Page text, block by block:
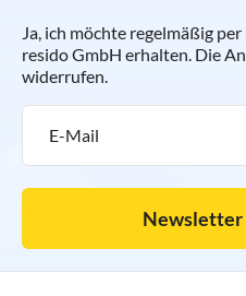
Ja, ich möchte regelmäßig
resido GmbH erhalten. Die
widerrufen.
Newsletter